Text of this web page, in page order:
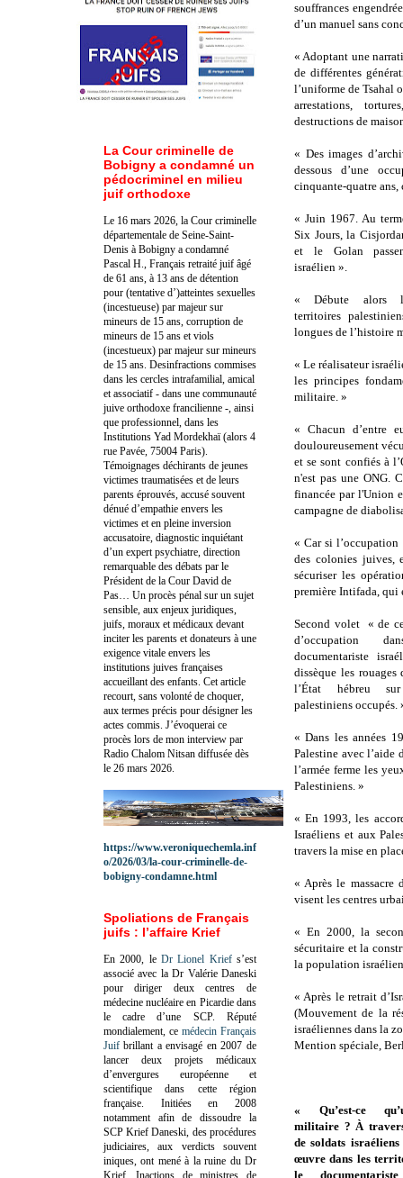
souffrances
d’un manuel sans
« Adoptant une
de différentes
l’uniforme de Tsahal
arrestations,
destructions de
« Des images
dessous d’une
cinquante-quatre
« Juin 1967. Au
Six Jours, la
et le Golan
israélien ».
« Débute alors
territoires
longues de l’histoire
« Le réalisateur
les principes
militaire. »
« Chacun d’entre
douloureusement
et se sont confiés à
n'est pas une ONG.
financée par l'Union
campagne de
« Car si
des colonies juives,
sécuriser les
première Intifada,
Second volet « de
d’occupation
documentariste
dissèque les
l’État hébreu
palestiniens occupés.
« Dans les années
Palestine avec l’aide
l’armée ferme les
Palestiniens. »
« En 1993, les
Israéliens et aux
travers la mise en
« Après le massacre
visent les centres
« En 2000, la
sécuritaire et la
la population
« Après le retrait
(Mouvement de la
israéliennes dans la
Mention spéciale,
« Qu’est-ce
militaire ? À
de soldats
œuvre dans les
le
La Cour criminelle de
Bobigny a condamné un
pédocriminel en milieu
juif orthodoxe
Le 16 mars 2026, la Cour criminelle
départementale de Seine-Saint-
Denis à Bobigny a condamné
Pascal H., Français retraité juif âgé
de 61 ans, à 13 ans de détention
pour (tentative d’)atteintes sexuelles
(incestueuse) par majeur sur
mineurs de 15 ans, corruption de
mineurs de 15 ans et viols
(incestueux) par majeur sur mineurs
de 15 ans. Desinfractions commises
dans les cercles intrafamilial, amical
et associatif - dans une communauté
juive orthodoxe francilienne -, ainsi
que professionnel, dans les
Institutions Yad Mordekhaï (alors 4
rue Pavée, 75004 Paris).
Témoignages déchirants de jeunes
victimes traumatisées et de leurs
parents éprouvés, accusé souvent
dénué d’empathie envers les
victimes et en pleine inversion
accusatoire, diagnostic inquiétant
d’un expert psychiatre, direction
remarquable des débats par le
Président de la Cour David de
Pas… Un procès pénal sur un sujet
sensible, aux enjeux juridiques,
juifs, moraux et médicaux devant
inciter les parents et donateurs à une
exigence vitale envers les
institutions juives françaises
accueillant des enfants. Cet article
recourt, sans volonté de choquer,
aux termes précis pour désigner les
actes commis. J’évoquerai ce
procès lors de mon interview par
Radio Chalom Nitsan diffusée dès
le 26 mars 2026.
https://www.veroniquechemla.inf
o/2026/03/la-cour-criminelle-de-
bobigny-condamne.html
Spoliations de Français
juifs : l’affaire Krief
En 2000, le Dr Lionel Kriefs’est
associé avec la Dr Valérie Daneski
pour diriger deux centres de
médecine nucléaire en Picardie dans
le cadre d’une SCP. Réputé
mondialement, ce médecin Français
Juif brillant a envisagé en 2007 de
lancer deux projets médicaux
d’envergures européenne et
scientifique dans cette région
française. Initiées en 2008
notamment afin de dissoudre la
SCP Krief Daneski, des procédures
judiciaires, aux verdicts souvent
iniques, ont mené à la ruine du Dr
Krief.Inactions de ministres de